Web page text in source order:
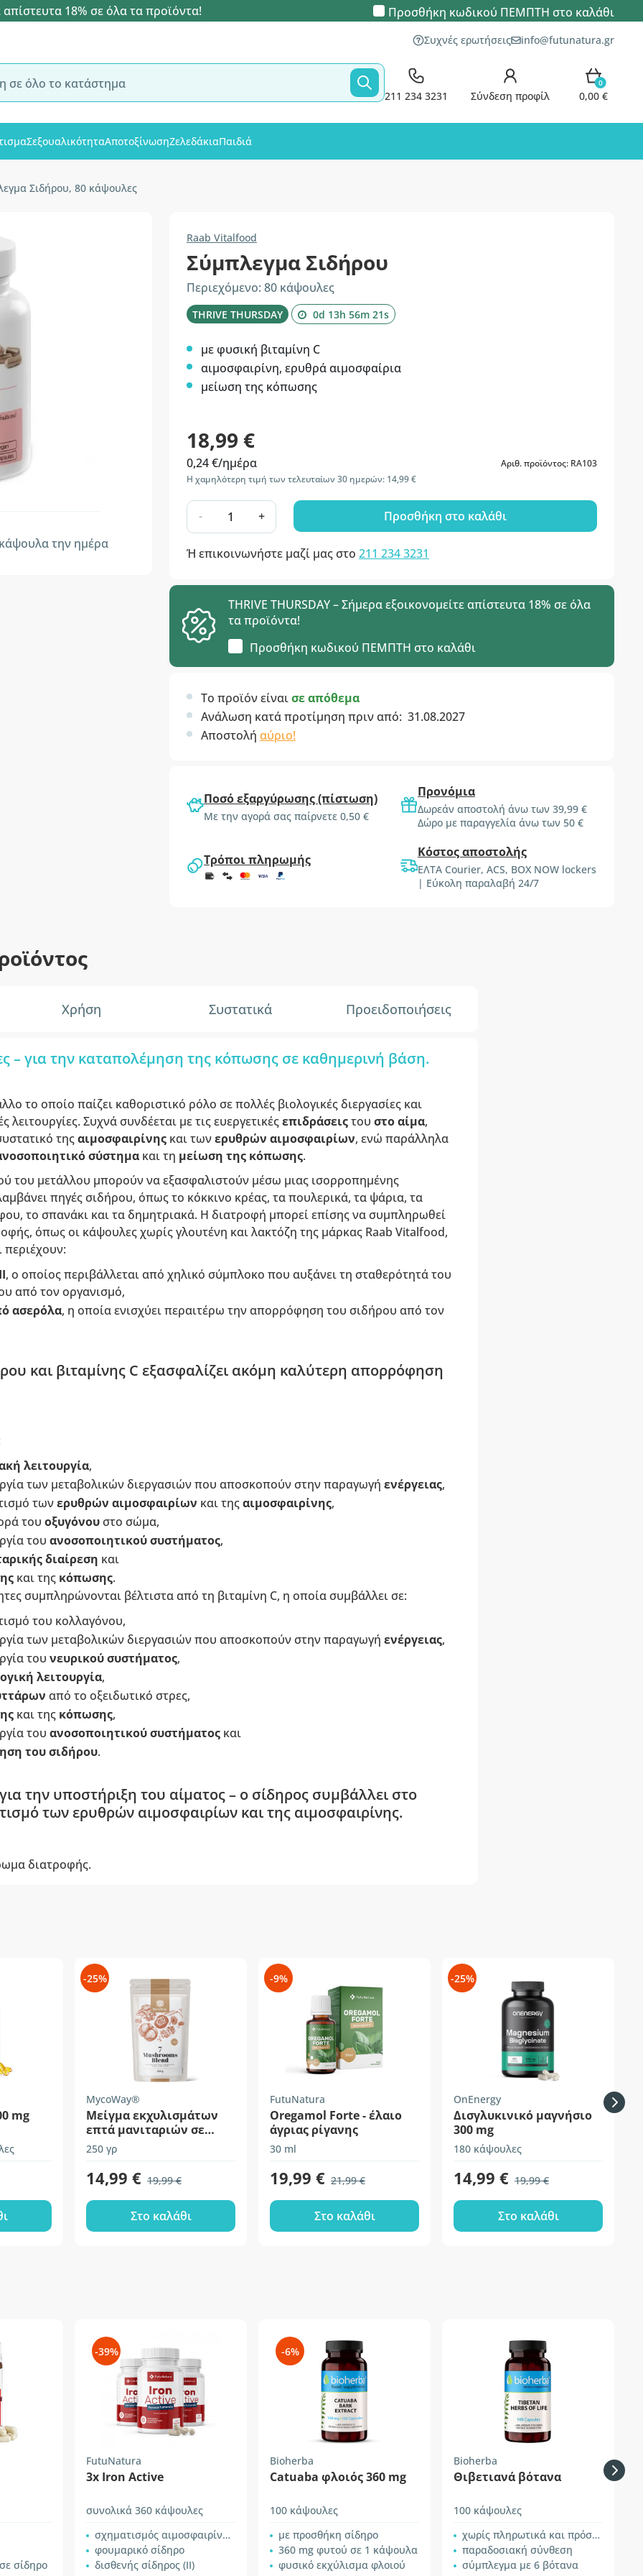
απίστευτα 18% σε όλα τα προϊόντα! Προσθήκη κωδικού ΠΕΜΠΤΗ στο καλάθι
Συχνές ερωτήσεις info@futunatura.gr
211 234 3231 Σύνδεση προφίλ
0
0,00 €
ΣεξουαλικότηταΑποτοξίνωσηΖελεδάκιαΠαιδιά
Σιδήρου, 80 κάψουλες
κάψουλα την ημέρα
Raab Vitalfood
Σύμπλεγμα Σιδήρου
Περιεχόμενο: 80 κάψουλες
THRIVE THURSDAY 0d 13h 56m 21s
με φυσική βιταμίνη C
αιμοσφαιρίνη, ερυθρά αιμοσφαίρια
μείωση της κόπωσης
18,99 €
0,24 €/ημέρα
Αριθ. προϊόντος: RA103
Η χαμηλότερη τιμή των τελευταίων 30 ημερών: 14,99 €
- + Προσθήκη στο καλάθι
Ή επικοινωνήστε μαζί μας στο 211 234 3231
THRIVE THURSDAY – Σήμερα εξοικονομείτε απίστευτα 18% σε όλα
τα προϊόντα!
Προσθήκη κωδικού ΠΕΜΠΤΗ στο καλάθι
Το προϊόν είναισε απόθεμα
Ανάλωση κατά προτίμηση πριν από: 31.08.2027
Αποστολή αύριο!
Ποσό εξαργύρωσης (πίστωση)
Με την αγορά σας παίρνετε 0,50 €
Προνόμια
Δωρεάν αποστολή άνω των 39,99 €
Δώρο με παραγγελία άνω των 50 €
Τρόποι πληρωμής Κόστος αποστολής
ΕΛΤΑ Courier, ACS, BOX NOW lockers
| Εύκολη παραλαβή 24/7
Χρήση Συστατικά Προειδοποιήσεις
– για την καταπολέμηση της κόπωσης σε καθημερινή βάση.
το οποίο παίζει καθοριστικό ρόλο σε πολλές βιολογικές διεργασίες και
λειτουργίες. Συχνά συνδέεται με τις ευεργετικέςεπιδράσειςτου στο αίμα,
τηςαιμοσφαιρίνηςκαι τωνερυθρών αιμοσφαιρίων, ενώ παράλληλα
σύστημακαι τη μείωση της κόπωσης.
του μετάλλου μπορούν να εξασφαλιστούν μέσω μιας ισορροπημένης
πηγές σιδήρου, όπως το κόκκινο κρέας, τα πουλερικά, τα ψάρια, τα
το σπανάκι και τα δημητριακά. Η διατροφή μπορεί επίσης να συμπληρωθεί
όπως οι κάψουλες χωρίς γλουτένη και λακτόζη της μάρκας Raab Vitalfood,
περιέχουν:
, ο οποίος περιβάλλεται από χηλικό σύμπλοκο που αυξάνει τη σταθερότητά του
από τον οργανισμό,
ασερόλα, η οποία ενισχύει περαιτέρω την απορρόφηση του σιδήρου από τον
και βιταμίνης C εξασφαλίζει ακόμη καλύτερη απορρόφηση
λειτουργία,
των μεταβολικών διεργασιών που αποσκοπούν στην παραγωγή ενέργειας,
τωνερυθρών αιμοσφαιρίων και τηςαιμοσφαιρίνης,
του οξυγόνουστο σώμα,
του ανοσοποιητικού συστήματος,
διαίρεση και
και της κόπωσης.
συμπληρώνονται βέλτιστα από τη βιταμίνη C, η οποία συμβάλλει σε:
του κολλαγόνου,
των μεταβολικών διεργασιών που αποσκοπούν στην παραγωγή ενέργειας,
του νευρικού συστήματος,
λειτουργία,
από το οξειδωτικό στρες,
και της κόπωσης,
του ανοσοποιητικού συστήματοςκαι
του σιδήρου.
την υποστήριξη του αίματος – ο σίδηρος συμβάλλει στο
των ερυθρών αιμοσφαιρίων και της αιμοσφαιρίνης.
διατροφής.
mg
-25%
MycoWay®
Μείγμα εκχυλισμάτων
επτά μανιταριών σε
σκόνη
250 γρ
14,99 € 19,99 €
Στο καλάθι
-9%
FutuNatura
Oregamol Forte - έλαιο
άγριας ρίγανης
30 ml
19,99 € 21,99 €
Στο καλάθι
-25%
OnEnergy
Δισγλυκινικό μαγνήσιο
300 mg
180 κάψουλες
14,99 € 19,99 €
Στο καλάθι
σίδηρο
-39%
FutuNatura
3x Iron Active
συνολικά 360 κάψουλες
σχηματισμός αιμοσφαιρίνης για ενήλικες
φουμαρικό σίδηρο
δισθενής σίδηρος (II)
-6%
Bioherba
Catuaba φλοιός 360 mg
100 κάψουλες
με προσθήκη σίδηρο
360 mg φυτού σε 1 κάψουλα
φυσικό εκχύλισμα φλοιού
Bioherba
Θιβετιανά βότανα
100 κάψουλες
χωρίς πληρωτικά και πρόσθετα
παραδοσιακή σύνθεση
σύμπλεγμα με 6 βότανα